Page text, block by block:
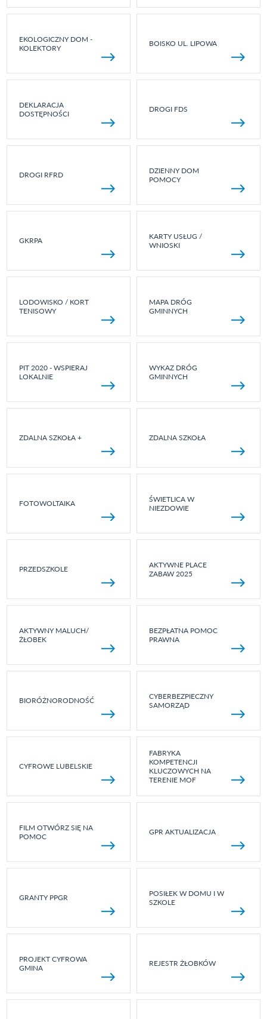
EKOLOGICZNY DOM -
KOLEKTORY
BOISKO UL. LIPOWA
DEKLARACJA
DOSTĘPNOŚCI
DROGI FDS
DROGI RFRD
DZIENNY DOM
POMOCY
GKRPA
KARTY USŁUG /
WNIOSKI
LODOWISKO / KORT
TENISOWY
MAPA DRÓG
GMINNYCH
PIT 2020 - WSPIERAJ
LOKALNIE
WYKAZ DRÓG
GMINNYCH
ZDALNA SZKOŁA + ZDALNA SZKOŁA
FOTOWOLTAIKA
ŚWIETLICA W
NIEZDOWIE
PRZEDSZKOLE
AKTYWNE PLACE
ZABAW 2025
AKTYWNY MALUCH/
ŻŁOBEK
BEZPŁATNA POMOC
PRAWNA
BIORÓŻNORODNOŚĆ
CYBERBEZPIECZNY
SAMORZĄD
CYFROWE LUBELSKIE
FABRYKA
KOMPETENCJI
KLUCZOWYCH NA
TERENIE MOF
FILM OTWÓRZ SIĘ NA
POMOC
GPR AKTUALIZACJA
GRANTY PPGR
POSIŁEK W DOMU I W
SZKOLE
PROJEKT CYFROWA
GMINA
REJESTR ŻŁOBKÓW